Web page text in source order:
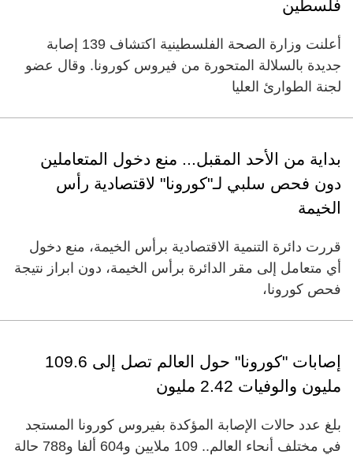
فلسطين
أعلنت وزارة الصحة الفلسطينية اكتشاف 139 إصابة
جديدة بالسلالة المتحورة من فيروس كورونا. وقال عضو
لجنة الطوارئ العليا
بداية من الأحد المقبل... منع دخول المتعاملين
دون فحص سلبي لـ"كورونا" لاقتصادية رأس
الخيمة
قررت دائرة التنمية الاقتصادية برأس الخيمة، منع دخول
أي متعامل إلى مقر الدائرة برأس الخيمة، دون ابراز نتيجة
فحص كورونا،
إصابات "كورونا" حول العالم تصل إلى 109.6
مليون والوفيات 2.42 مليون
بلغ عدد حالات الإصابة المؤكدة بفيروس كورونا المستجد
في مختلف أنحاء العالم.. 109 ملايين و604 ألفا و788 حالة